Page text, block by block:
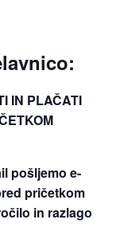
IN PLAČATI
pošljemo e-
pričetkom
in razlago